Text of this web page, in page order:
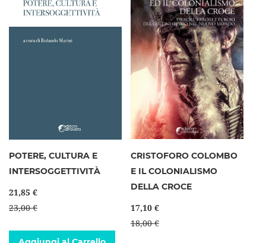
POTERE, CULTURA E
INTERSOGGETTIVITÀ
21,85 €
23,00 €
CRISTOFORO COLOMBO
E IL COLONIALISMO
DELLA CROCE
17,10 €
18,00 €